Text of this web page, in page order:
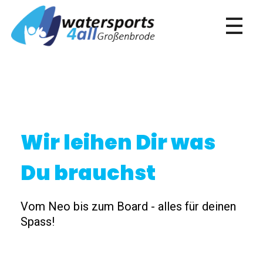
Wir leihen Dir was
Du brauchst
Vom Neo bis zum Board - alles für deinen
Spass!